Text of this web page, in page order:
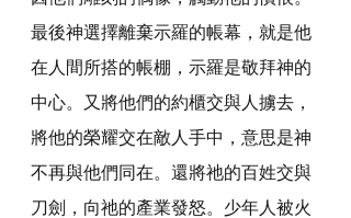
最後神選擇離棄示羅的帳幕，就是他
在人間所搭的帳棚，示羅是敬拜神的
中心。又將他們的約櫃交與人擄去，
將他的榮耀交在敵人手中，意思是神
不再與他們同在。還將祂的百姓交與
刀劍，向祂的產業發怒。少年人被火